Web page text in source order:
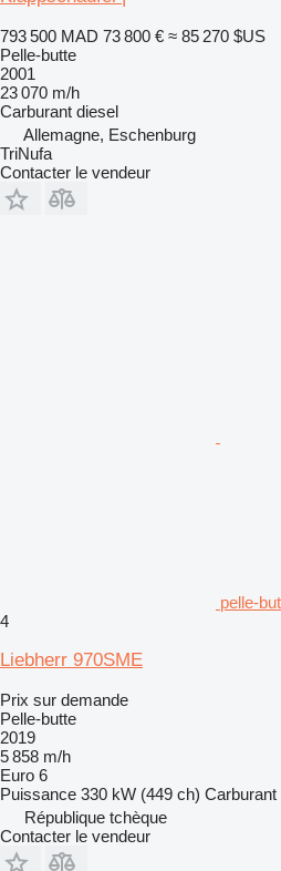
793 500 MAD 73 800 € ≈ 85 270 $US
Pelle-butte
2001
23 070 m/h
Carburant diesel
Allemagne, Eschenburg
TriNufa
Contacter le vendeur
pelle-
4
Liebherr 970SME
Prix sur demande
Pelle-butte
2019
5 858 m/h
Euro 6
Puissance 330 kW (449 ch) Carburant
République tchèque
Contacter le vendeur